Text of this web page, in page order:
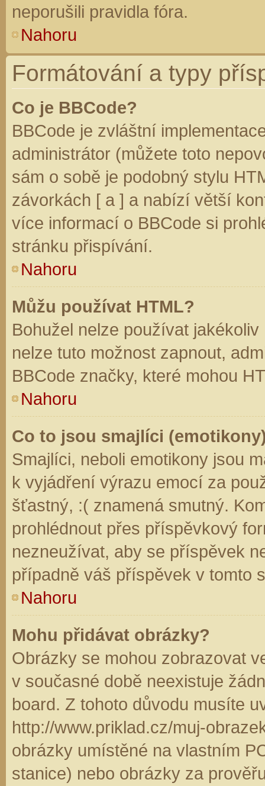
neporušili pravidla fóra.
Nahoru
Formátování a typy
Co je BBCode?
BBCode je zvláštní
administrátor (můžete toto
sám o sobě je podobný stylu
závorkách [ a ] a nabízí větší
více informací o BBCode si
stránku přispívání.
Nahoru
Můžu používat HTML?
Bohužel nelze používat
nelze tuto možnost zapnout,
BBCode značky, které mohou
Nahoru
Co to jsou smajlíci
Smajlíci, neboli emotikony jsou
k vyjádření výrazu emocí za
šťastný, :( znamená smutný.
prohlédnout přes příspěvkový
nezneužívat, aby se příspěvek
případně váš příspěvek v tomto
Nahoru
Mohu přidávat obrázky?
Obrázky se mohou zobrazovat
v současné době neexistuje
board. Z tohoto důvodu musíte
http://www.priklad.cz/muj-
obrázky umístěné na vlastním
stanice) nebo obrázky za